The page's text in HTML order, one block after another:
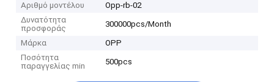
Αριθμό μοντέλου
Opp-rb-02
Δυνατότητα
προσφοράς
300000pcs/Month
Μάρκα
OPP
Ποσότητα
παραγγελίας min
500pcs